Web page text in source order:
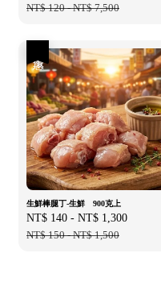
price
NT$ 120-NT$ 7,500
生鮮棒腿丁-生鮮 900克上
Sale
price
NT$ 140 - NT$ 1,300
NT$ 150-NT$ 1,500